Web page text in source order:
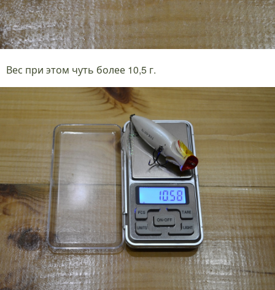
Вес при этом чуть более 10,5 г.